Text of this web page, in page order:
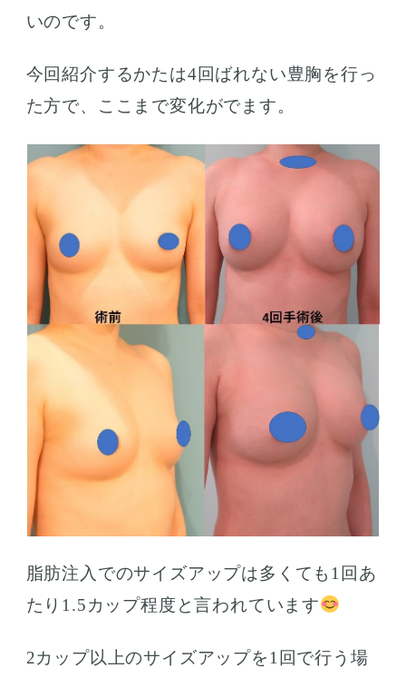
いのです。
今回紹介するかたは4回ばれない豊胸を行っ
た方で、ここまで変化がでます。
脂肪注入でのサイズアップは多くても1回あ
たり1.5カップ程度と言われています
2カップ以上のサイズアップを1回で行う場